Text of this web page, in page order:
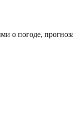
о погоде,